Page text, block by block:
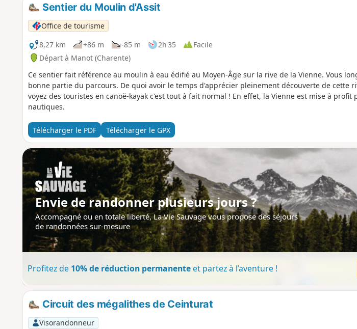
Sentier du Moulin d'Assit
Office de tourisme
8,27 km
+86 m -85 m 2h 35
Facile
Départ à Manot (Charente)
Ce sentier fait référence au moulin à eau édifié au Moyen-Âge sur la rive de la Vienne. Vous
bonne partie du parcours. De quoi avoir le temps d'apprécier pleinement découverte de cette
voyez des touristes en canoë-kayak c'est tout à fait normal ! En effet, la Vienne est mise à profit
nautiques.
Télécharger le PDF Télécharger le GPX
Envie de randonner plusieurs jours ?
Accompagné ou en totale liberté, La Vie Sauvage vous propose des séjours
de randonnées sur-mesure
Profitez de 10% de réduction permanenteet partez à l’aventure !
Circuit des mégalithes de Ceinturat
Visorandonneur